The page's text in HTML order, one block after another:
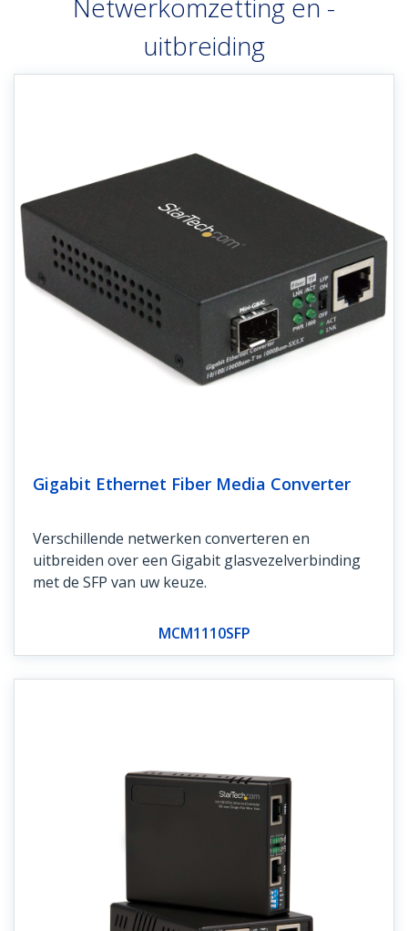
Netwerkomzetting en -
uitbreiding
Gigabit Ethernet Fiber Media Converter
Verschillende netwerken converteren en
uitbreiden over een Gigabit glasvezelverbinding
met de SFP van uw keuze.
MCM1110SFP